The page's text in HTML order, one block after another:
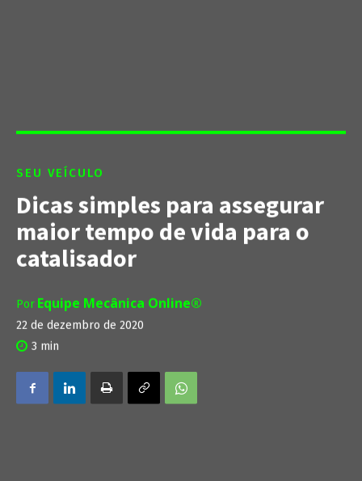
SEU VEÍCULO
Dicas simples para assegurar
maior tempo de vida para o
catalisador
Por Equipe Mecânica Online®
22 de dezembro de 2020
3 min